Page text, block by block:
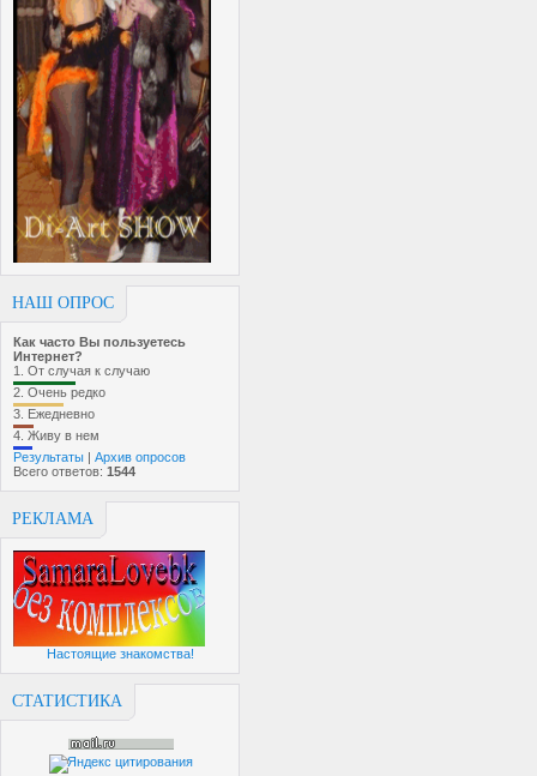
НАШ ОПРОС
Как часто Вы пользуетесь
Интернет?
1. От случая к случаю
2. Очень редко
3. Ежедневно
4. Живу в нем
Результаты | Архив опросов
Всего ответов: 1544
РЕКЛАМА
Настоящие знакомства!
СТАТИСТИКА